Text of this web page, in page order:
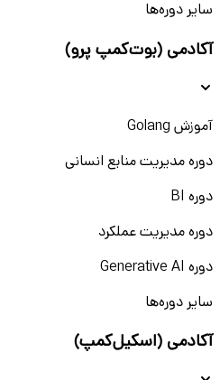
سایر دوره‌ها
آکادمی (بوت‌کمپ پرو)
آموزش Golang
دوره مدیریت منابع انسانی
دوره BI
دوره مدیریت عملکرد
دوره Generative AI
سایر دوره‌ها
آکادمی (اسکیل‌کمپ)